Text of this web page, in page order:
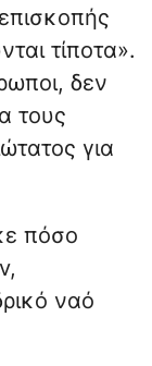
τίποτα».
δεν
τους
για
πόσο
ναό